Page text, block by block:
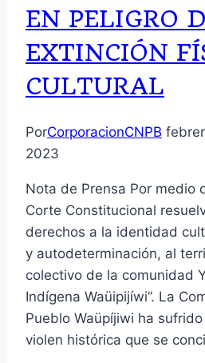
EN PELIGRO
EXTINCIÓN
CULTURAL
PorCorporacionCNPB
2023
Nota de Prensa Por medio
Corte Constitucional
derechos a la identidad
y autodeterminación, al
colectivo de la comunidad
Indígena Waüipijíwi”. La
Pueblo Waüpíjiwi ha
violen histórica que se